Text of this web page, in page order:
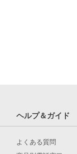
ヘルプ＆ガイド
よくある質問